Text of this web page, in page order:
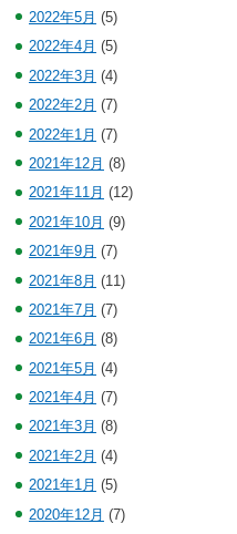
2022年5月 (5)
2022年4月 (5)
2022年3月 (4)
2022年2月 (7)
2022年1月 (7)
2021年12月 (8)
2021年11月 (12)
2021年10月 (9)
2021年9月 (7)
2021年8月 (11)
2021年7月 (7)
2021年6月 (8)
2021年5月 (4)
2021年4月 (7)
2021年3月 (8)
2021年2月 (4)
2021年1月 (5)
2020年12月 (7)